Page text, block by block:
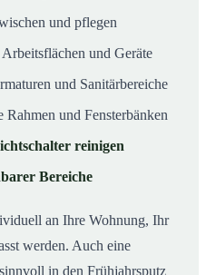
und pflegen
und Geräte
und Sanitärbereiche
Rahmen und Fensterbänken
reinigen
Bereiche
an Ihre Wohnung, Ihr
werden. Auch eine
in den Frühjahrsputz